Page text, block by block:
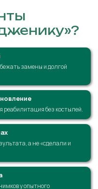
замены и долгой
без костылей.
а не «сделали и
у опытного